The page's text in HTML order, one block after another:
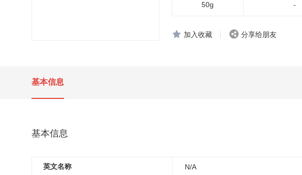
50g -
加入收藏 分享给朋友
基本信息
基本信息
英文名称 N/A